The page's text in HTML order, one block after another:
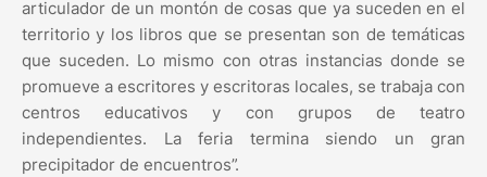
articulador de un montón de cosas que ya suceden en el
territorio y los libros que se presentan son de temáticas
que suceden. Lo mismo con otras instancias donde se
promueve a escritores y escritoras locales, se trabaja con
centros educativos y con grupos de teatro
independientes. La feria termina siendo un gran
precipitador de encuentros”.